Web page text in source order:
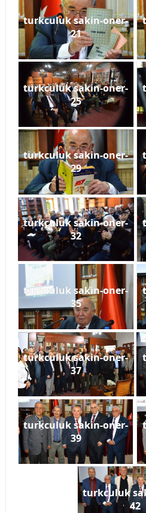
turkculuk sakin-oner-
21
turkculuk sakin-oner-
25
turkculuk sakin-oner-
29
turkculuk sakin-oner-
32
turkculuk sakin-oner-
35
turkculuk sakin-oner-
37
turkculuk sakin-oner-
39
turkculuk
42